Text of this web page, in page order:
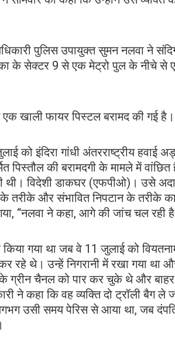
पुलिस उपायुक्त सुमन नलवा ने
के सेक्टर 9 से एक मेट्रो पुल के नीचे से
खाली फायर पिस्टल बरामद की गई
को इंदिरा गांधी अंतरराष्ट्रीय हवाई
पिस्तौल की बरामदगी के मामले में
थी। विदेशी डाकघर (एफपीओ)। उसे
तरीके और संभावित निपटान के तरीके
“नलवा ने कहा, आगे की जांच चल रही
गया था जब वे 11 जुलाई को
रहे थे। उन्हें निगरानी में रखा गया था
ग्रीन चैनल को पार कर चुके थे और
ने कहा कि वह व्यक्ति दो ट्रॉली बैग ले
उसी समय पेरिस से आया था, जब